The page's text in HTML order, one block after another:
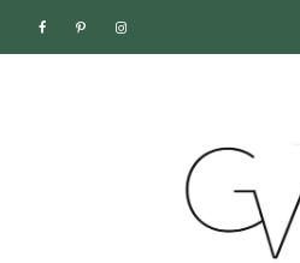
Passer
à
Passer
au